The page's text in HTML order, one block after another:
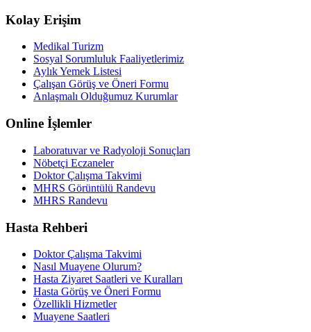
Kolay Erişim
Medikal Turizm
Sosyal Sorumluluk Faaliyetlerimiz
Aylık Yemek Listesi
Çalışan Görüş ve Öneri Formu
Anlaşmalı Olduğumuz Kurumlar
Online İşlemler
Laboratuvar ve Radyoloji Sonuçları
Nöbetçi Eczaneler
Doktor Çalışma Takvimi
MHRS Görüntülü Randevu
MHRS Randevu
Hasta Rehberi
Doktor Çalışma Takvimi
Nasıl Muayene Olurum?
Hasta Ziyaret Saatleri ve Kuralları
Hasta Görüş ve Öneri Formu
Özellikli Hizmetler
Muayene Saatleri